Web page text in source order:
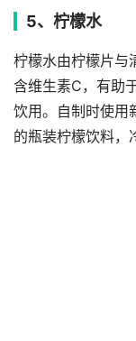
5、柠檬水
柠檬水由柠檬片与
含维生素C，有助
饮用。自制时使用
的瓶装柠檬饮料，